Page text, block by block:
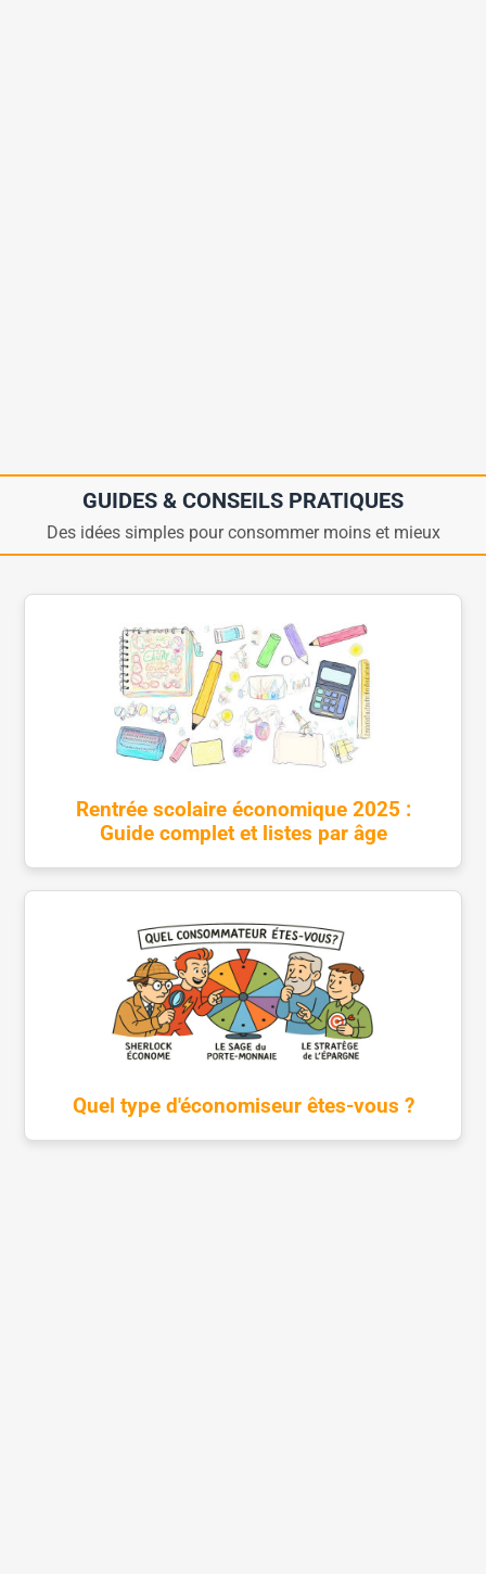
GUIDES & CONSEILS PRATIQUES
Des idées simples pour consommer moins et mieux
Rentrée scolaire économique 2025 :
Guide complet et listes par âge
Quel type d'économiseur êtes-vous ?